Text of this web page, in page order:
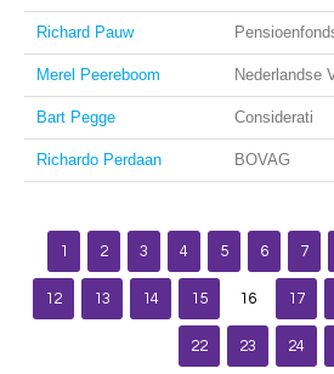
Richard Pauw
Merel Peereboom Nederlandse
Bart Pegge Considerati
Richardo Perdaan BOVAG
1 2 3 4 5 6 7
12 13 14 15 16 17
22 23 24